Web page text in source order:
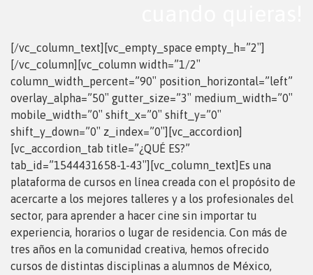
[/vc_column_text][vc_empty_space empty_h=”2″]
[/vc_column][vc_column width=”1/2″
column_width_percent=”90″ position_horizontal=”left”
overlay_alpha=”50″ gutter_size=”3″ medium_width=”0″
mobile_width=”0″ shift_x=”0″ shift_y=”0″
shift_y_down=”0″ z_index=”0″][vc_accordion]
[vc_accordion_tab title=”¿QUÉ ES?”
tab_id=”1544431658-1-43″][vc_column_text]Es una
plataforma de cursos en línea creada con el propósito de
acercarte a los mejores talleres y a los profesionales del
sector, para aprender a hacer cine sin importar tu
experiencia, horarios o lugar de residencia. Con más de
tres años en la comunidad creativa, hemos ofrecido
cursos de distintas disciplinas a alumnos de México,